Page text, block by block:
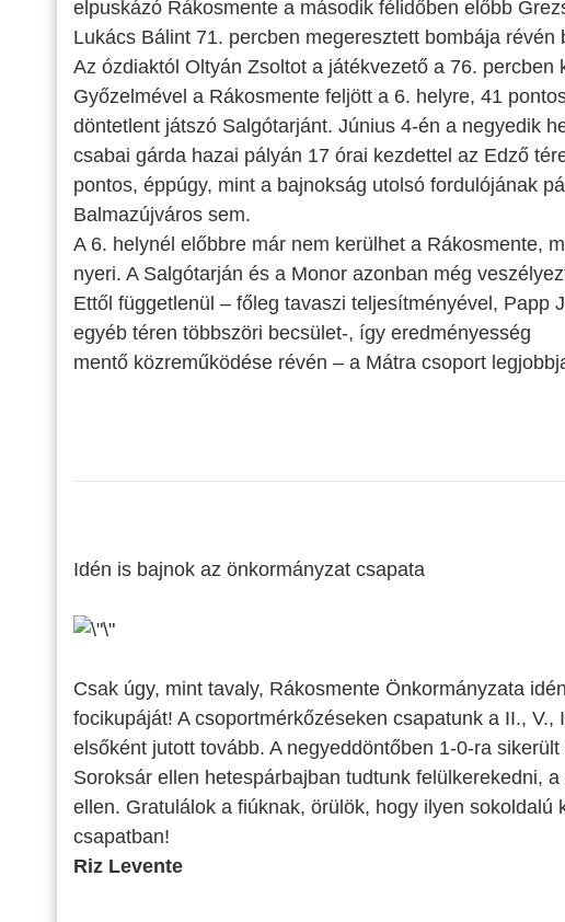
elpuskázó Rákosmente a második félidőben előbb
Lukács Bálint 71. percben megeresztett bombája révén
Az ózdiaktól Oltyán Zsoltot a játékvezető a 76. percben
Győzelmével a Rákosmente feljött a 6. helyre, 41
döntetlent játszó Salgótarjánt. Június 4-én a negyedik
csabai gárda hazai pályán 17 órai kezdettel az Edző
pontos, éppúgy, mint a bajnokság utolsó fordulójának
Balmazújváros sem.
A 6. helynél előbbre már nem kerülhet a Rákosmente,
nyeri. A Salgótarján és a Monor azonban még
Ettől függetlenül – főleg tavaszi teljesítményével, Papp
egyéb téren többszöri becsület-, így eredményesség
mentő közreműködése révén – a Mátra csoport
Idén is bajnok az önkormányzat csapata
Csak úgy, mint tavaly, Rákosmente Önkormányzata
focikupáját! A csoportmérkőzéseken csapatunk a II.,
elsőként jutott tovább. A negyeddöntőben 1-0-ra
Soroksár ellen hetespárbajban tudtunk felülkerekedni,
ellen. Gratulálok a fiúknak, örülök, hogy ilyen
csapatban!
Riz Levente